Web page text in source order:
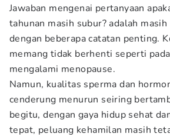
Jawaban mengenai pertanyaan
tahunan masih subur? adalah masih
dengan beberapa catatan penting.
memang tidak berhenti seperti
mengalami menopause.
Namun, kualitas sperma dan
cenderung menurun seiring
begitu, dengan gaya hidup sehat
tepat, peluang kehamilan masih